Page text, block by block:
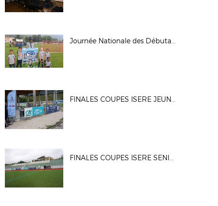
Journée Nationale des Débutants 2024
FINALES COUPES ISERE JEUNES 2024
FINALES COUPES ISERE SENIORS 2024